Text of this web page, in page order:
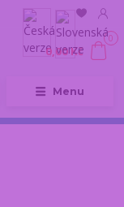
Menu
0
0,00 Kč